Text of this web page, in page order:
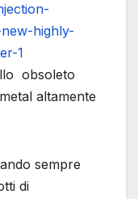
obsoleto
altamente
sempre
di